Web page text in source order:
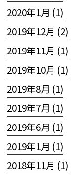
2020年1月 (1)
2019年12月 (2)
2019年11月 (1)
2019年10月 (1)
2019年8月 (1)
2019年7月 (1)
2019年6月 (1)
2019年1月 (1)
2018年11月 (1)